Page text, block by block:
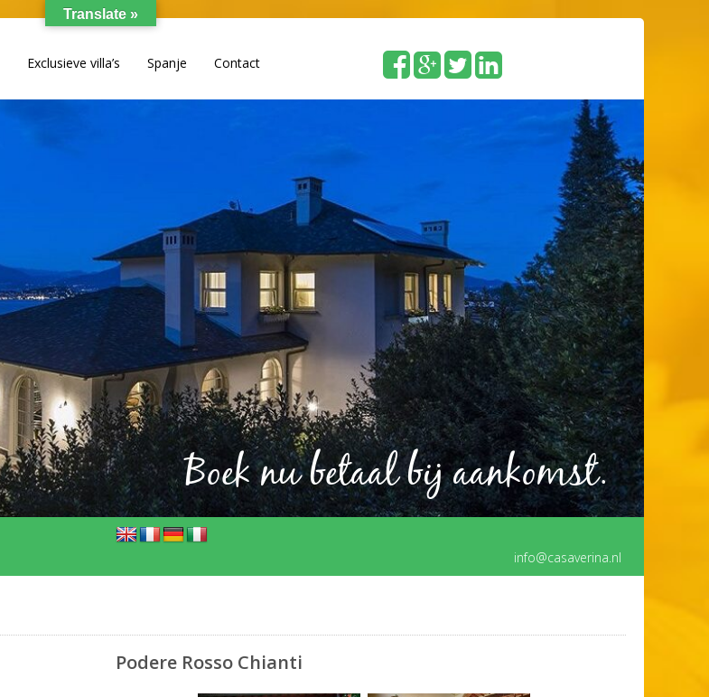
Exclusieve villa’s Spanje Contact
Boek nu betaal bij aankomst.
info@casaverina.nl
Podere Rosso Chianti
Translate »